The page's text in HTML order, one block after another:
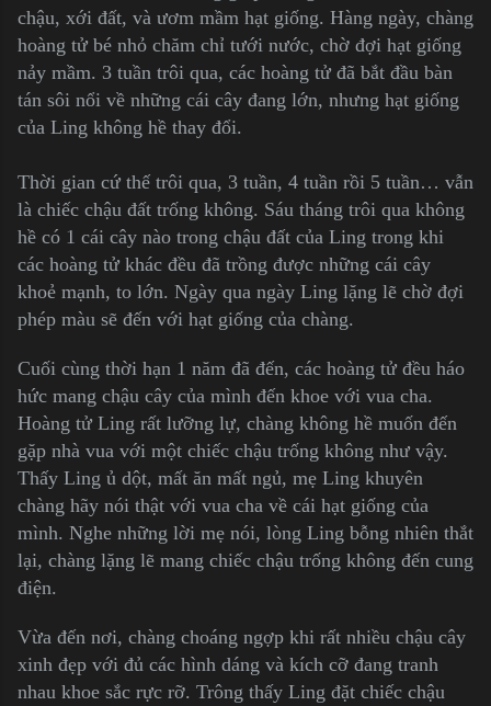
chậu, xới đất, và ươm mầm hạt giống. Hàng ngày, chàng
hoàng tử bé nhỏ chăm chỉ tưới nước, chờ đợi hạt giống
nảy mầm. 3 tuần trôi qua, các hoàng tử đã bắt đầu bàn
tán sôi nổi về những cái cây đang lớn, nhưng hạt giống
của Ling không hề thay đổi.
Thời gian cứ thế trôi qua, 3 tuần, 4 tuần rồi 5 tuần… vẫn
là chiếc chậu đất trống không. Sáu tháng trôi qua không
hề có 1 cái cây nào trong chậu đất của Ling trong khi
các hoàng tử khác đều đã trồng được những cái cây
khoẻ mạnh, to lớn. Ngày qua ngày Ling lặng lẽ chờ đợi
phép màu sẽ đến với hạt giống của chàng.
Cuối cùng thời hạn 1 năm đã đến, các hoàng tử đều háo
hức mang chậu cây của mình đến khoe với vua cha.
Hoàng tử Ling rất lưỡng lự, chàng không hề muốn đến
gặp nhà vua với một chiếc chậu trống không như vậy.
Thấy Ling ủ dột, mất ăn mất ngủ, mẹ Ling khuyên
chàng hãy nói thật với vua cha về cái hạt giống của
mình. Nghe những lời mẹ nói, lòng Ling bỗng nhiên thắt
lại, chàng lặng lẽ mang chiếc chậu trống không đến cung
điện.
Vừa đến nơi, chàng choáng ngợp khi rất nhiều chậu cây
xinh đẹp với đủ các hình dáng và kích cỡ đang tranh
nhau khoe sắc rực rỡ. Trông thấy Ling đặt chiếc chậu